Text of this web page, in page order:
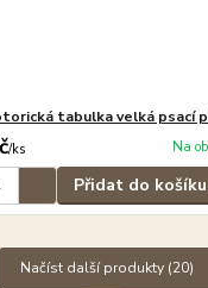
tabulka velká psací
/ks Na
Přidat do košíku
Načíst další produkty (20)